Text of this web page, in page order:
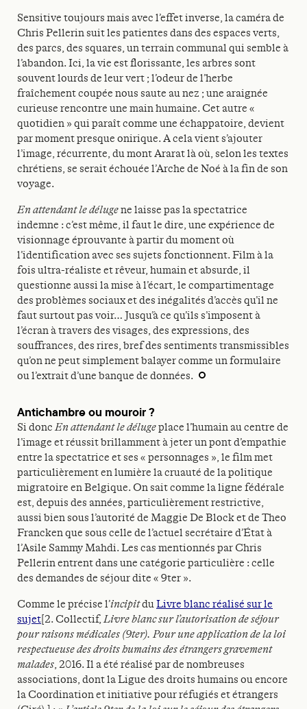
Sensitive toujours mais avec l’effet inverse, la caméra de
Chris Pellerin suit les patientes dans des espaces verts,
des parcs, des squares, un terrain communal qui semble à
l’abandon. Ici, la vie est florissante, les arbres sont
souvent lourds de leur vert ; l’odeur de l’herbe
fraîchement coupée nous saute au nez ; une araignée
curieuse rencontre une main humaine. Cet autre «
quotidien » qui paraît comme une échappatoire, devient
par moment presque onirique. A cela vient s’ajouter
l’image, récurrente, du mont Ararat là où, selon les textes
chrétiens, se serait échouée l’Arche de Noé à la fin de son
voyage.
En attendant le délugene laisse pas la spectatrice
indemne : c’est même, il faut le dire, une expérience de
visionnage éprouvante à partir du moment où
l’identification avec ses sujets fonctionnent. Film à la
fois ultra-réaliste et rêveur, humain et absurde, il
questionne aussi la mise à l’écart, le compartimentage
des problèmes sociaux et des inégalités d’accès qu’il ne
faut surtout pas voir… Jusqu’à ce qu’ils s’imposent à
l’écran à travers des visages, des expressions, des
souffrances, des rires, bref des sentiments transmissibles
qu’on ne peut simplement balayer comme un formulaire
ou l’extrait d’une banque de données.
Antichambre ou mouroir ?
Si doncEn attendant le délugeplace l’humain au centre de
l’image et réussit brillamment à jeter un pont d’empathie
entre la spectatrice et ses « personnages », le film met
particulièrement en lumière la cruauté de la politique
migratoire en Belgique. On sait comme la ligne fédérale
est, depuis des années, particulièrement restrictive,
aussi bien sous l’autorité de Maggie De Block et de Theo
Francken que sous celle de l’actuel secrétaire d’État à
l’Asile Sammy Mahdi. Les cas mentionnés par Chris
Pellerin entrent dans une catégorie particulière : celle
des demandes de séjour dite « 9ter ».
Comme le précise l’incipitduLivre blanc réalisé sur le
sujet[2. Collectif,Livre blanc sur l’autorisation de séjour
pour raisons médicales (9ter). Pour une application de la loi
respectueuse des droits humains des étrangers gravement
malades, 2016. Il a été réalisé par de nombreuses
associations, dont la Ligue des droits humains ou encore
la Coordination et initiative pour réfugiés et étrangers